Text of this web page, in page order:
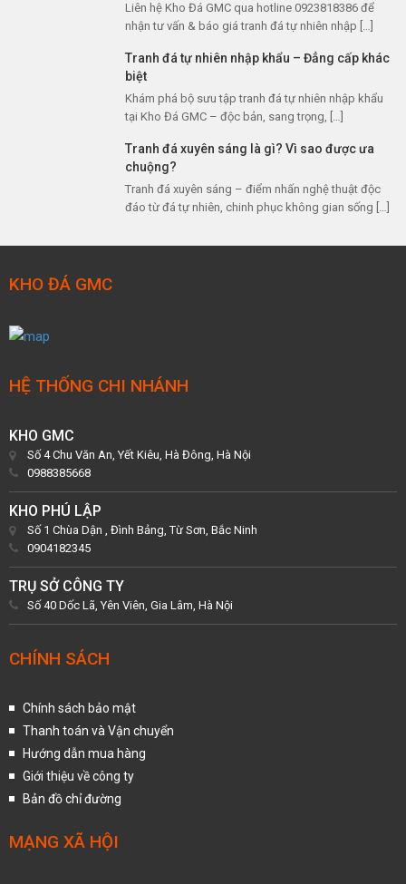
Liên hệ Kho Đá GMC qua hotline 0923818386 để
nhận tư vấn & báo giá tranh đá tự nhiên nhập […]
Tranh đá tự nhiên nhập khẩu – Đẳng cấp khác
biệt
Khám phá bộ sưu tập tranh đá tự nhiên nhập khẩu
tại Kho Đá GMC – độc bản, sang trọng, […]
Tranh đá xuyên sáng là gì? Vì sao được ưa
chuộng?
Tranh đá xuyên sáng – điểm nhấn nghệ thuật độc
đáo từ đá tự nhiên, chinh phục không gian sống […]
KHO ĐÁ GMC
HỆ THỐNG CHI NHÁNH
KHO GMC
Số 4 Chu Văn An, Yết Kiêu, Hà Đông, Hà Nội
0988385668
KHO PHÚ LẬP
Số 1 Chùa Dận , Đình Bảng, Từ Sơn, Bắc Ninh
0904182345
TRỤ SỞ CÔNG TY
Số 40 Dốc Lã, Yên Viên, Gia Lâm, Hà Nội
CHÍNH SÁCH
Chính sách bảo mật
Thanh toán và Vận chuyển
Hướng dẫn mua hàng
Giới thiệu về công ty
Bản đồ chỉ đường
MẠNG XÃ HỘI